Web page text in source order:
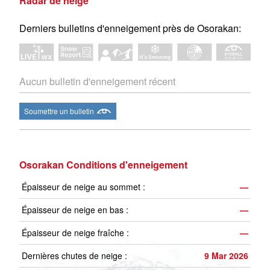
Derniers bulletins d'enneigement près de Osorakan:
Aucun bulletin d'enneigement récent
Soumettre un bulletin
Osorakan Conditions d'enneigement
Épaisseur de neige au sommet :
—
Épaisseur de neige en bas :
—
Épaisseur de neige fraîche :
—
Dernières chutes de neige :
9 Mar 2026